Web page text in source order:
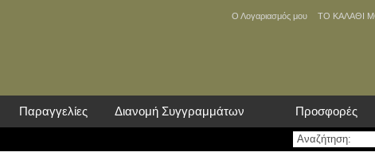
Ο Λογαριασμός μου ΤΟ ΚΑΛΑΘΙ
Παραγγελίες Διανομή Συγγραμμάτων Προσφορές